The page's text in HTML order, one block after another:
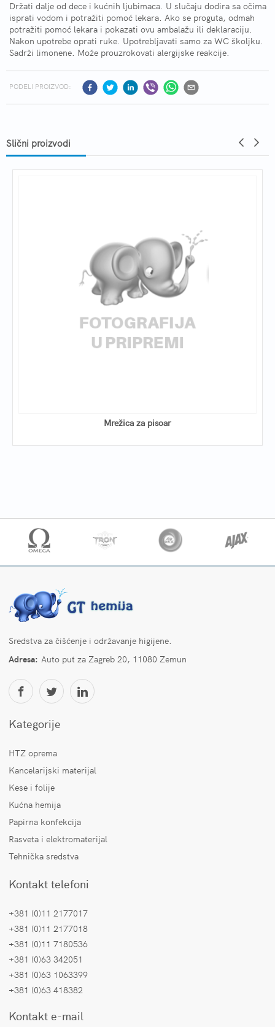
Držati dalje od dece i kućnih ljubimaca. U slučaju dodira sa očima
isprati vodom i potražiti pomoć lekara. Ako se proguta, odmah
potražiti pomoć lekara i pokazati ovu ambalažu ili deklaraciju.
Nakon upotrebe oprati ruke. Upotrebljavati samo za WC školjku.
Sadrži limonene. Može prouzrokovati alergijske reakcije.
PODELI PROIZVOD:
Slični proizvodi
Mrežica za pisoar
Sredstva za čišćenje i održavanje higijene.
Adresa: Auto put za Zagreb 20, 11080 Zemun
Kategorije
HTZ oprema
Kancelarijski materijal
Kese i folije
Kućna hemija
Papirna konfekcija
Rasveta i elektromaterijal
Tehnička sredstva
Kontakt telefoni
+381 (0)11 2177017
+381 (0)11 2177018
+381 (0)11 7180536
+381 (0)63 342051
+381 (0)63 1063399
+381 (0)63 418382
Kontakt e-mail